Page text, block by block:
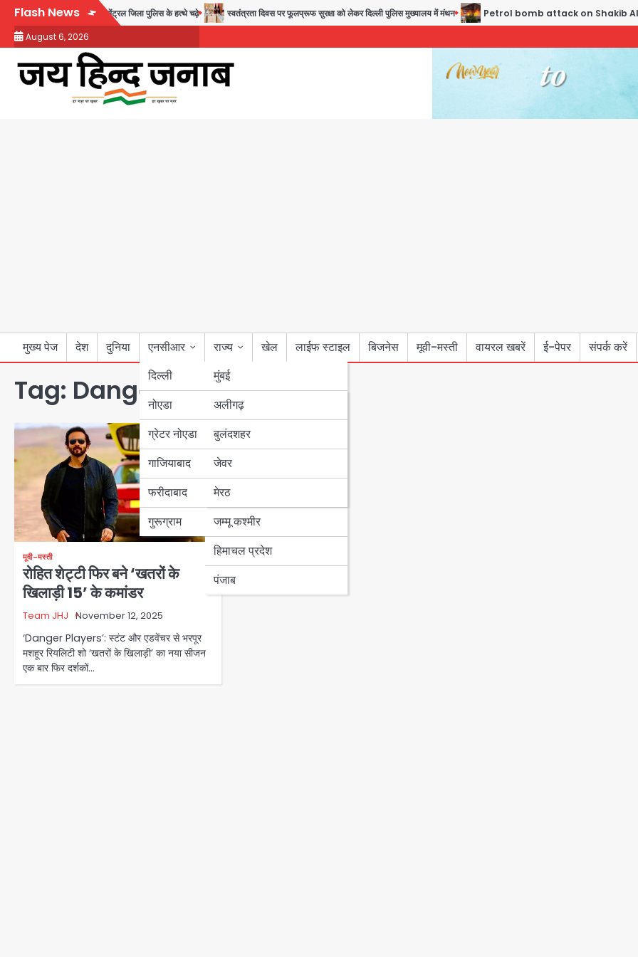
Skip
content
Flash News
वाले 11 बांग्लादेशी नागरिक सेंट्रल जिला पुलिस के हत्थे चढ़े स्वतंत्रता दिवस पर फूलप्रूफ सुरक्षा को लेकर दिल्ली पुलिस मुख्यालय में मंथन Petrol bomb attack on Shakib Al Hasan’s
August 6, 2026
मुख्य पेज देश दुनिया
एनसीआर
दिल्ली
नोएडा
ग्रेटर नोएडा
गाजियाबाद
फरीदाबाद
गुरूग्राम
राज्य
मुंबई
उत्तर प्रदेश
अलीगढ़
बुलंदशहर
जेवर
मेरठ
बिहार
पंजाब
हरियाणा
जम्मू कश्मीर
हिमाचल प्रदेश
पंजाब
खेल लाईफ स्टाइल बिजनेस मूवी-मस्ती वायरल खबरें ई-पेपर संपर्क करें
Tag: Danger Players
मूवी-मस्ती
रोहित शेट्टी फिर बने ‘खतरों के
खिलाड़ी 15’ के कमांडर
Team JHJ November 12, 2025
‘Danger Players’: स्टंट और एडवेंचर से भरपूर
मशहूर रियलिटी शो ‘खतरों के खिलाड़ी’ का नया सीजन
एक बार फिर दर्शकों…